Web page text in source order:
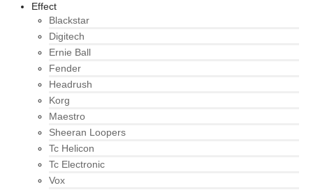
Effect
Blackstar
Digitech
Ernie Ball
Fender
Headrush
Korg
Maestro
Sheeran Loopers
Tc Helicon
Tc Electronic
Vox